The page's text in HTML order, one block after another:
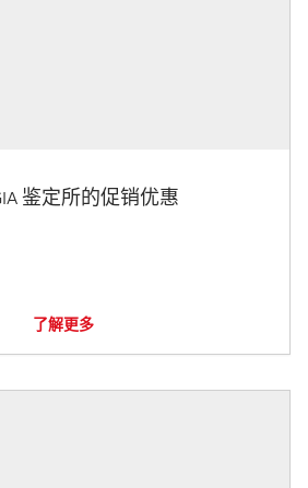
鉴定所的促销优惠
了解更多